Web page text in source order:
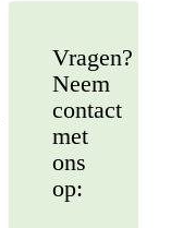
Vragen?
Neem
contact
met
ons
op: